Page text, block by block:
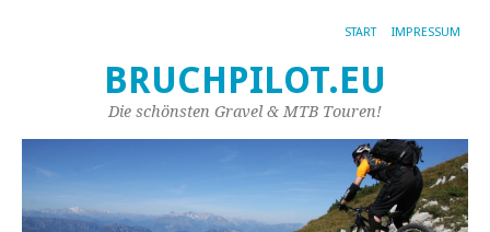
START IMPRESSUM
BRUCHPILOT.EU
Die schönsten Gravel & MTB Touren!